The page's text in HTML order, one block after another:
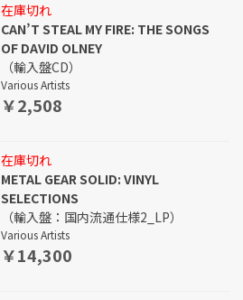
在庫切れ
CAN’T STEAL MY FIRE: THE SONGS
OF DAVID OLNEY
（輸入盤CD）
Various Artists
￥2,508
在庫切れ
METAL GEAR SOLID: VINYL
SELECTIONS
（輸入盤：国内流通仕様2_LP）
Various Artists
￥14,300